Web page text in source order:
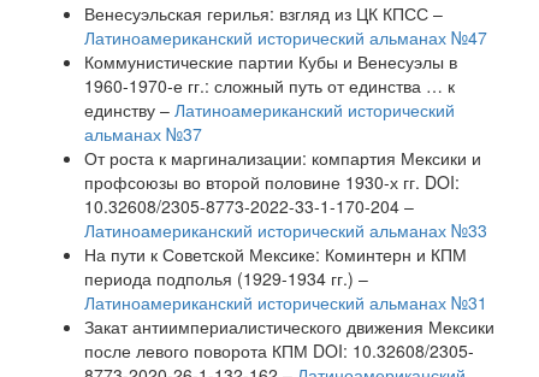
Венесуэльская герилья: взгляд из ЦК КПСС –
Латиноамериканский исторический альманах №47
Коммунистические партии Кубы и Венесуэлы в
1960-1970-е гг.: сложный путь от единства … к
единству – Латиноамериканский исторический
альманах №37
От роста к маргинализации: компартия Мексики и
профсоюзы во второй половине 1930-х гг. DOI:
10.32608/2305-8773-2022-33-1-170-204 –
Латиноамериканский исторический альманах №33
На пути к Советской Мексике: Коминтерн и КПМ
периода подполья (1929-1934 гг.) –
Латиноамериканский исторический альманах №31
Закат антиимпериалистического движения Мексики
после левого поворота КПМ DOI: 10.32608/2305-